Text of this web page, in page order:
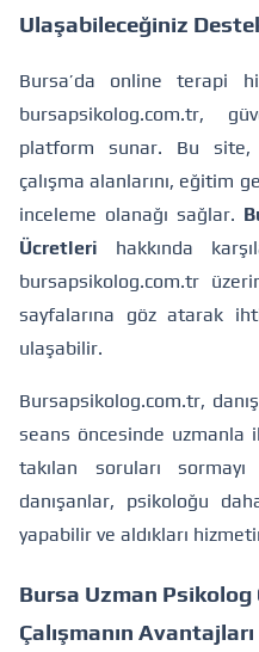
Ulaşabileceğiniz
Bursa’da online terapi
bursapsikolog.com.tr,
platform sunar. Bu site,
çalışma alanlarını, eğitim
inceleme olanağı sağlar.
Ücretleri hakkında
bursapsikolog.com.tr
sayfalarına göz atarak
ulaşabilir.
Bursapsikolog.com.tr,
seans öncesinde uzmanla
takılan soruları
danışanlar, psikoloğu
yapabilir ve aldıkları
Bursa Uzman Psikolog
Çalışmanın Avantajları